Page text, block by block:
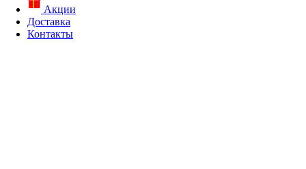
Акции
Доставка
Контакты